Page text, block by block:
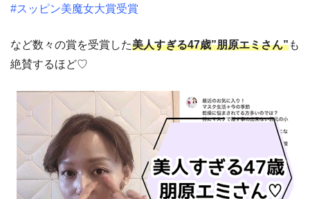
#スッピン美魔女大賞受賞
など数々の賞を受賞した美人すぎる47歳”朋原エミさん”も
絶賛するほど♡